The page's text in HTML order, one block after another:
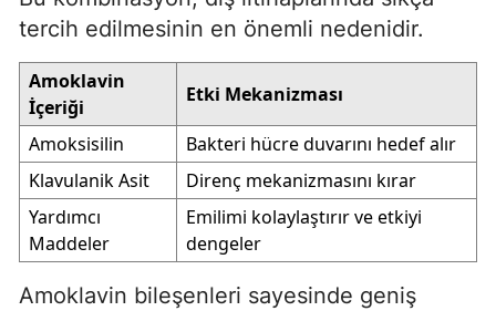
tercih edilmesinin en önemli nedenidir.
Amoklavin
İçeriği
Etki Mekanizması
Amoksisilin
Bakteri hücre duvarını hedef alır
Klavulanik Asit
Direnç mekanizmasını kırar
Yardımcı
Maddeler
Emilimi kolaylaştırır ve etkiyi
dengeler
Amoklavin bileşenleri sayesinde geniş